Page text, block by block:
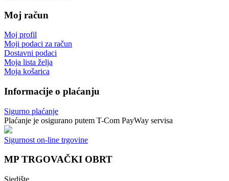
Moj račun
Moj profil
Moji podaci za račun
Dostavni podaci
Moja lista želja
Moja košarica
Informacije o plaćanju
Sigurno plaćanje
Plaćanje je osigurano putem T-Com PayWay servisa
Sigurnost on-line trgovine
MP TRGOVAČKI OBRT